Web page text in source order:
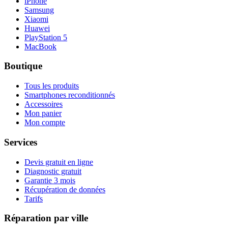
Samsung
Xiaomi
Huawei
PlayStation 5
MacBook
Boutique
Tous les produits
Smartphones reconditionnés
Accessoires
Mon panier
Mon compte
Services
Devis gratuit en ligne
Diagnostic gratuit
Garantie 3 mois
Récupération de données
Tarifs
Réparation par ville